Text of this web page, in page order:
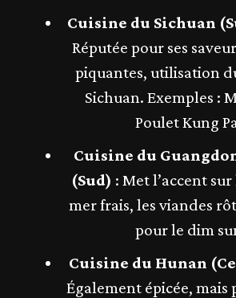
Cuisine du Sichuan
Réputée pour ses
piquantes, utilisation
Sichuan. Exemples :
Poulet Kung
Cuisine du
(Sud) : Met l’accent
mer frais, les viandes
pour le dim
Cuisine du Hunan
Également épicée, mais